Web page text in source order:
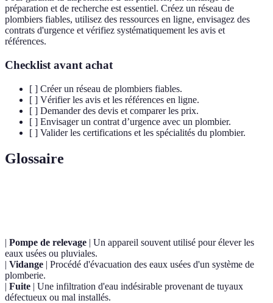
préparation et de recherche est essentiel. Créez un réseau de
plombiers fiables, utilisez des ressources en ligne, envisagez des
contrats d'urgence et vérifiez systématiquement les avis et
références.
Checklist avant achat
[ ] Créer un réseau de plombiers fiables.
[ ] Vérifier les avis et les références en ligne.
[ ] Demander des devis et comparer les prix.
[ ] Envisager un contrat d’urgence avec un plombier.
[ ] Valider les certifications et les spécialités du plombier.
Glossaire
| Pompe de relevage | Un appareil souvent utilisé pour élever les
eaux usées ou pluviales.
| Vidange | Procédé d'évacuation des eaux usées d'un système de
plomberie.
| Fuite | Une infiltration d'eau indésirable provenant de tuyaux
défectueux ou mal installés.